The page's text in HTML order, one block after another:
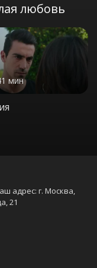
любовь
мин
адрес: г. Москва,
21